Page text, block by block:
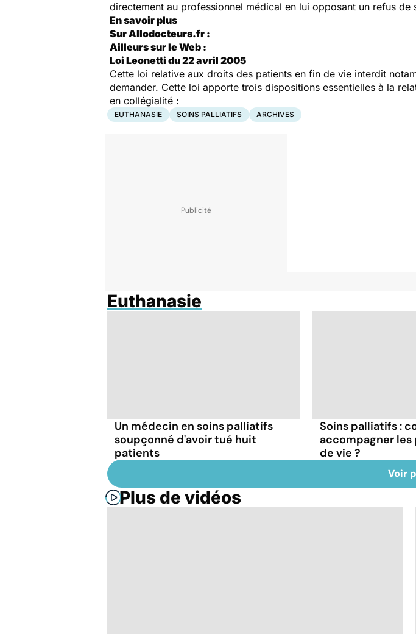
directement au professionnel médical en lui opposant un refus
En savoir plus
Sur Allodocteurs.fr :
Ailleurs sur le Web :
Loi Leonetti du 22 avril 2005
Cette loi relative aux droits des patients en fin de vie interdit
demander. Cette loi apporte trois dispositions essentielles à la
en collégialité :
EUTHANASIE SOINS PALLIATIFS ARCHIVES
Euthanasie
Un médecin en soins palliatifs
soupçonné d'avoir tué huit
patients
Soins palliatifs :
accompagner
de vie ?
Voir
Plus de vidéos